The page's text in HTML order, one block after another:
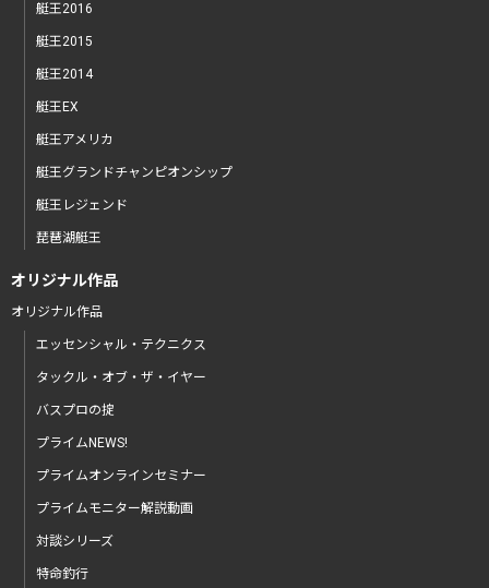
艇王2016
艇王2015
艇王2014
艇王EX
艇王アメリカ
艇王グランドチャンピオンシップ
艇王レジェンド
琵琶湖艇王
オリジナル作品
オリジナル作品
エッセンシャル・テクニクス
タックル・オブ・ザ・イヤー
バスプロの掟
プライムNEWS!
プライムオンラインセミナー
プライムモニター解説動画
対談シリーズ
特命釣行